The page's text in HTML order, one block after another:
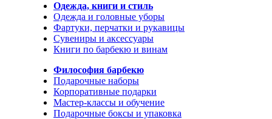
Одежда, книги и стиль
Одежда и головные уборы
Фартуки, перчатки и рукавицы
Сувениры и аксессуары
Книги по барбекю и винам
Философия барбекю
Подарочные наборы
Корпоративные подарки
Мастер-классы и обучение
Подарочные боксы и упаковка